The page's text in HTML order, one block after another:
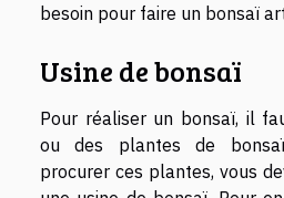
besoin pour faire un bonsaï
Usine de bonsaï
Pour réaliser un bonsaï, il
ou des plantes de
procurer ces plantes, vous